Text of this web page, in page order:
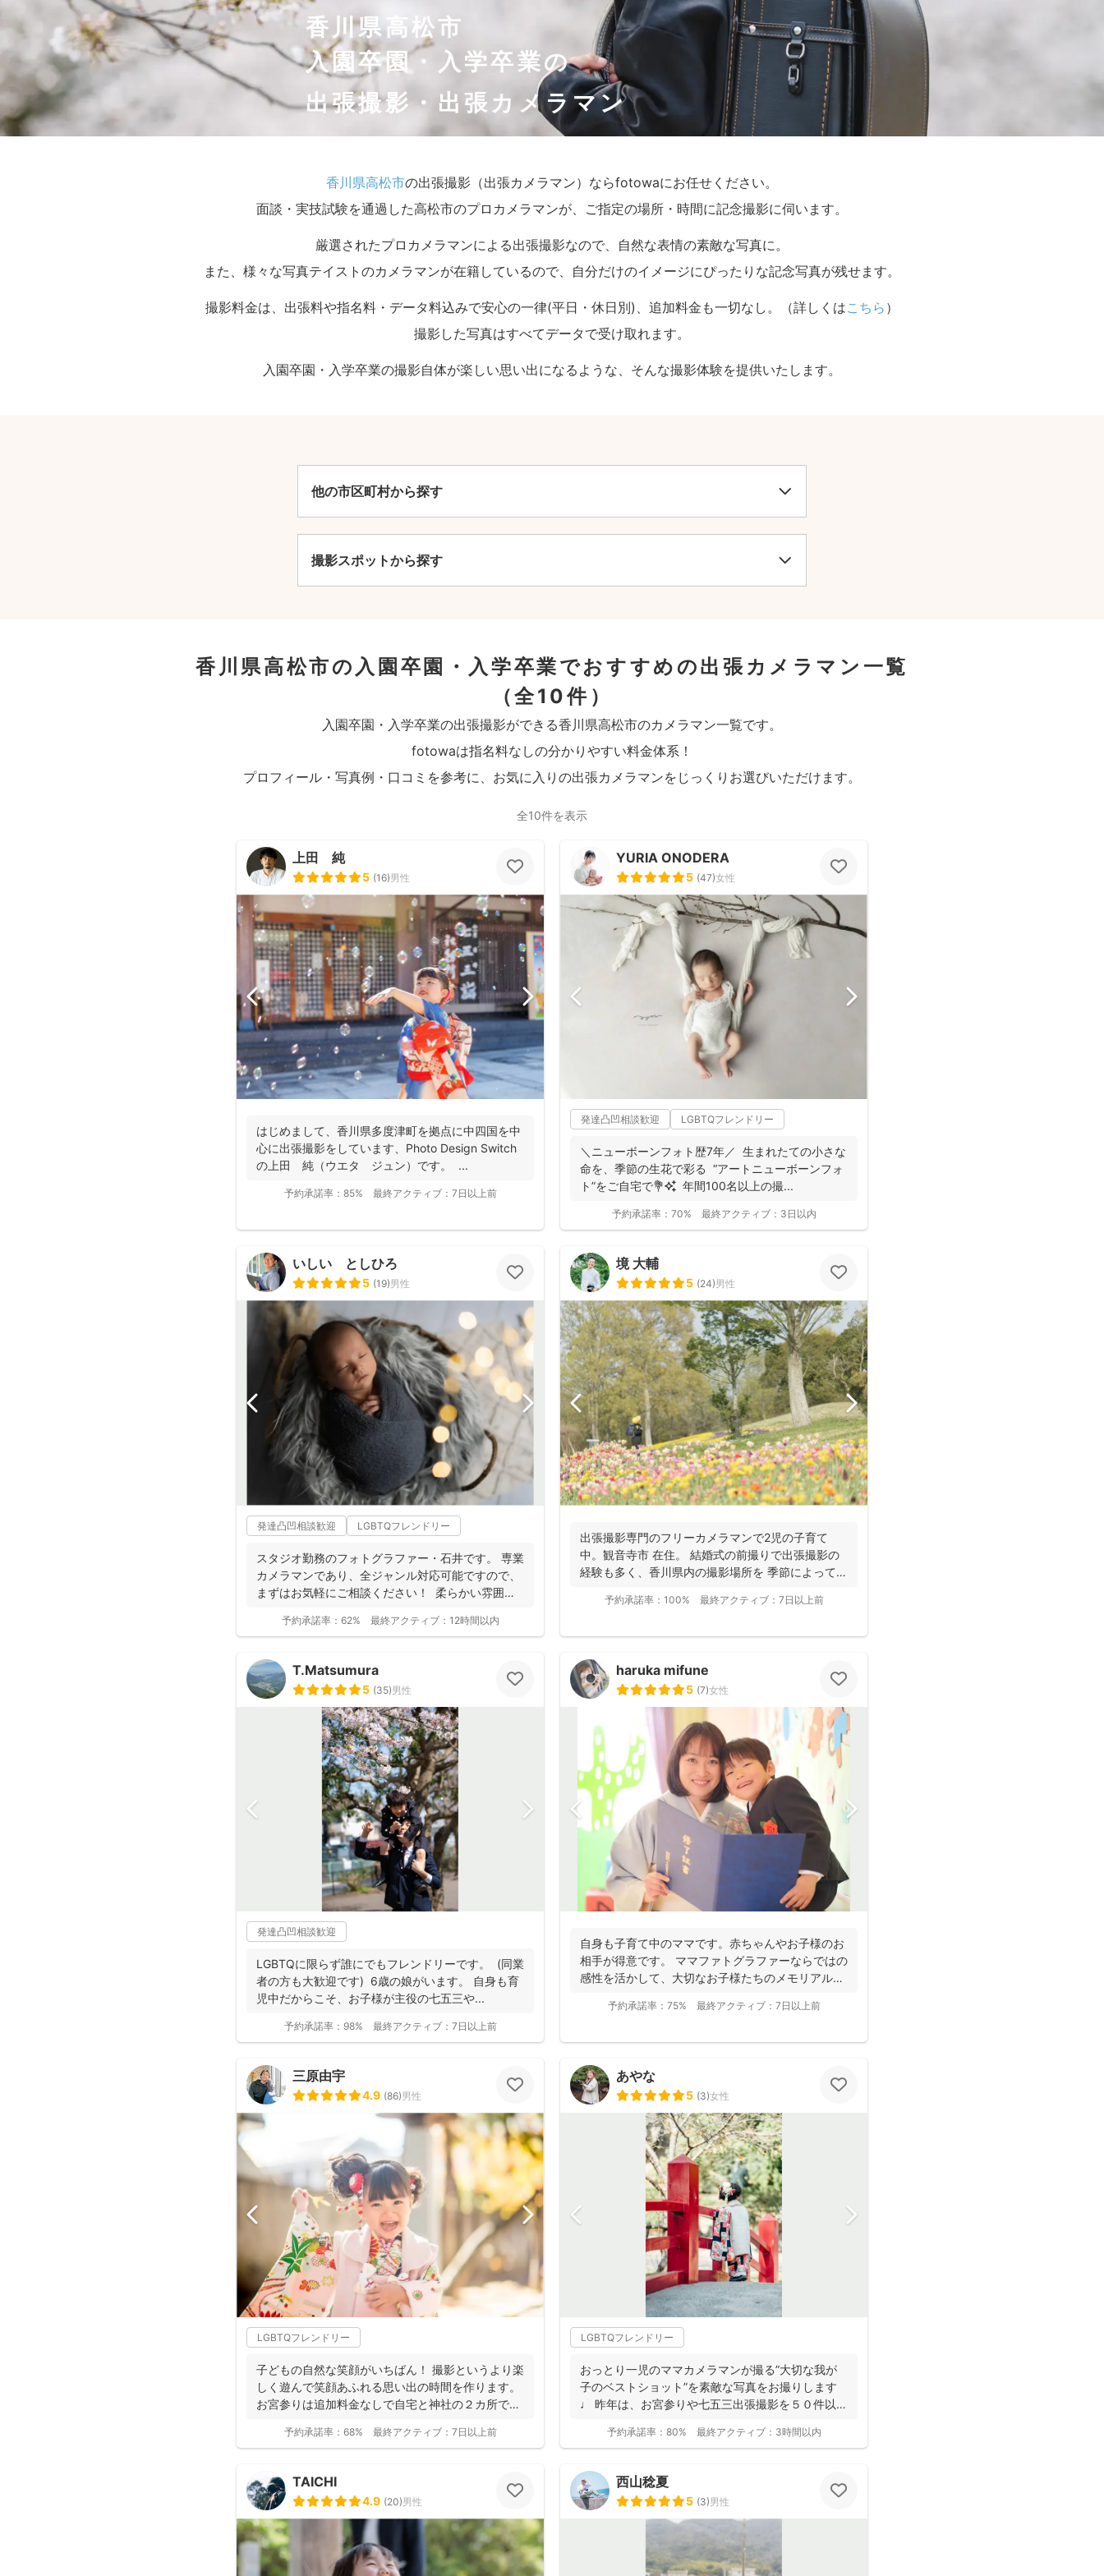
香川県高松市
入園卒園・入学卒業の
出張撮影・出張カメラマン
香川県高松市の出張撮影（出張カメラマン）ならfotowaにお任せください。
面談・実技試験を通過した高松市のプロカメラマンが、ご指定の場所・時間に記念撮影に伺います。
厳選されたプロカメラマンによる出張撮影なので、自然な表情の素敵な写真に。
また、様々な写真テイストのカメラマンが在籍しているので、自分だけのイメージにぴったりな記念写真が残せます。
撮影料金は、出張料や指名料・データ料込みで安心の一律(平日・休日別)、追加料金も一切なし。（詳しくはこちら ）
撮影した写真はすべてデータで受け取れます。
入園卒園・入学卒業の撮影自体が楽しい思い出になるような、そんな撮影体験を提供いたします。
他の市区町村から探す
撮影スポットから探す
香川県高松市の入園卒園・入学卒業でおすすめの出張カメラマン一覧
（全10件）
入園卒園・入学卒業の出張撮影ができる香川県高松市のカメラマン一覧です。
fotowaは指名料なしの分かりやすい料金体系！
プロフィール・写真例・口コミを参考に、お気に入りの出張カメラマンをじっくりお選びいただけます。
全10件を表示
上田 純
5 (16)男性
はじめまして、香川県多度津町を拠点に中四国を中
心に出張撮影をしています、Photo Design Switch
の上田 純（ウエタ ジュン）です。 ...
予約承諾率： 85% 最終アクティブ： 7日以上前
YURIA ONODERA
5 (47)女性
発達凸凹相談歓迎 LGBTQフレンドリー
＼ニューボーンフォト歴7年／ 生まれたての小さな
命を、季節の生花で彩る “アートニューボーンフォ
ト”をご自宅で💐✨ 年間100名以上の撮...
予約承諾率： 70% 最終アクティブ： 3日以内
いしい としひろ
5 (19)男性
発達凸凹相談歓迎 LGBTQフレンドリー
スタジオ勤務のフォトグラファー・石井です。 専業
カメラマンであり、全ジャンル対応可能ですので、
まずはお気軽にご相談ください！ 柔らかい雰囲気
予約承諾率： 62% 最終アクティブ： 12時間以内
境 大輔
5 (24)男性
出張撮影専門のフリーカメラマンで2児の子育て
中。観音寺市 在住。 結婚式の前撮りで出張撮影の
経験も多く、香川県内の撮影場所を 季節によって最
予約承諾率： 100% 最終アクティブ： 7日以上前
T.Matsumura
5 (35)男性
発達凸凹相談歓迎
LGBTQに限らず誰にでもフレンドリーです。 (同業
者の方も大歓迎です) 6歳の娘がいます。 自身も育
児中だからこそ、お子様が主役の七五三や...
予約承諾率： 98% 最終アクティブ： 7日以上前
haruka mifune
5 (7)女性
自身も子育て中のママです。赤ちゃんやお子様のお
相手が得意です。 ママファトグラファーならではの
感性を活かして、大切なお子様たちのメモリアルシ
予約承諾率： 75% 最終アクティブ： 7日以上前
三原由宇
4.9 (86)男性
LGBTQフレンドリー
子どもの自然な笑顔がいちばん！ 撮影というより楽
しく遊んで笑顔あふれる思い出の時間を作ります。
お宮参りは追加料金なしで自宅と神社の２カ所で撮
予約承諾率： 68% 最終アクティブ： 7日以上前
あやな
5 (3)女性
LGBTQフレンドリー
おっとり一児のママカメラマンが撮る”大切な我が
子のベストショット”を素敵な写真をお撮りします
♩ 昨年は、お宮参りや七五三出張撮影を５０件以
予約承諾率： 80% 最終アクティブ： 3時間以内
TAICHI
4.9 (20)男性
西山稔夏
5 (3)男性